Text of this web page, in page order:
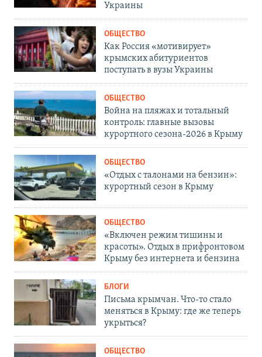
Украины
ОБЩЕСТВО
Как Россия «мотивирует»
крымских абитуриентов
поступать в вузы Украины
ОБЩЕСТВО
Война на пляжах и тотальный
контроль: главные вызовы
курортного сезона-2026 в Крыму
ОБЩЕСТВО
«Отдых с талонами на бензин»:
курортный сезон в Крыму
ОБЩЕСТВО
«Включен режим тишины и
красоты». Отдых в прифронтовом
Крыму без интернета и бензина
БЛОГИ
Письма крымчан. Что-то стало
меняться в Крыму: где же теперь
укрыться?
ОБЩЕСТВО